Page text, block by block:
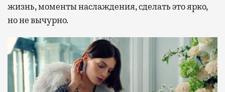
жизнь, моменты наслаждения, сделать это ярко,
но не вычурно.